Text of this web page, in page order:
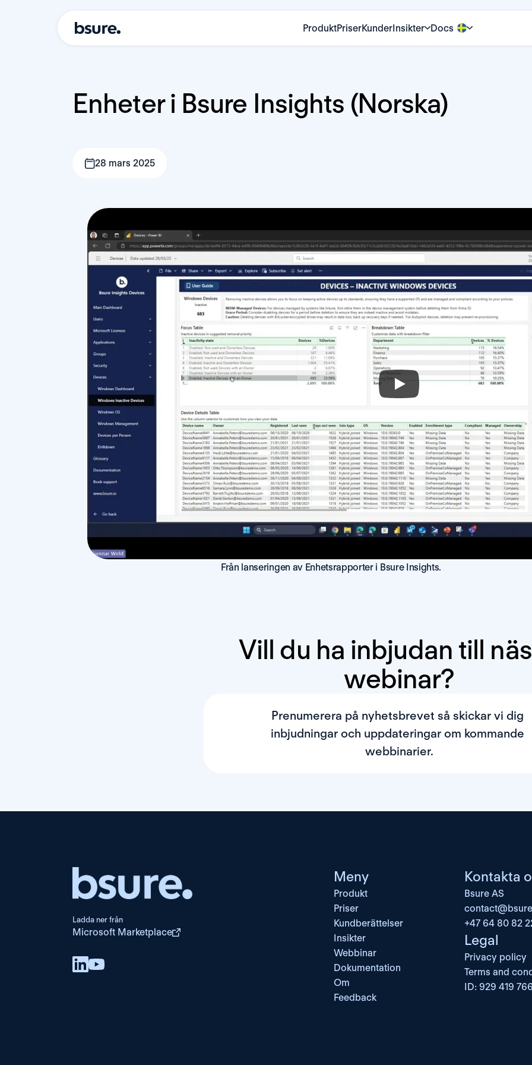
ProduktPriserKunderInsikter Docs
Enheter i Bsure Insights (Norska)
28 mars 2025
Från lanseringen av Enhetsrapporter i Bsure Insights.
Vill du ha inbjudan till
webinar?
Prenumerera på nyhetsbrevet så skickar vi dig
inbjudningar och uppdateringar om kommande
webbinarier.
Ladda ner från
Microsoft Marketplace
Meny
Produkt
Priser
Kundberättelser
Insikter
Webbinar
Dokumentation
Om
Feedback
Kontakta
Bsure AS
+47 64 80 82
Legal
Privacy policy
Terms and
ID: 929 419